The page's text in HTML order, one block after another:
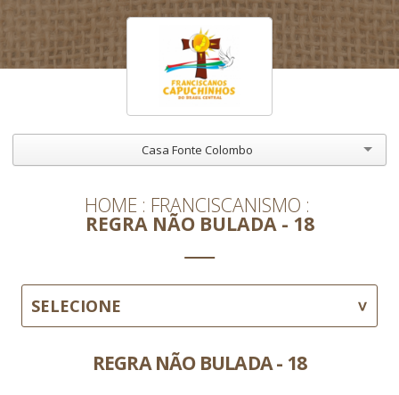
Casa Fonte Colombo
HOME FRANCISCANISMO
REGRA NÃO BULADA - 18
SELECIONE
REGRA NÃO BULADA - 18